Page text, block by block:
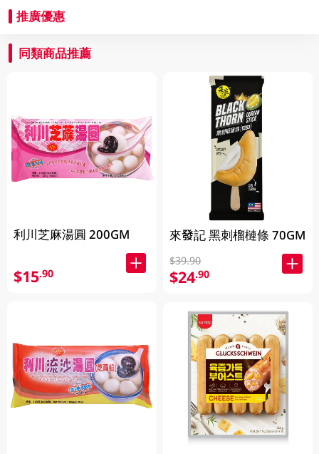
推廣優惠
同類商品推薦
利川芝麻湯圓 200GM
$15.90
來發記 黑刺榴槤條 70GM
$39.90
$24.90